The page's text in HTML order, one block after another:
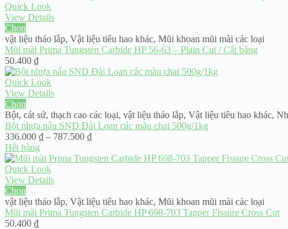
Quick Look
View Details
Chọn
vật liệu tháo lắp, Vật liệu tiêu hao khác, Mũi khoan mũi mài các loại
Mũi mài Prima Tungsten Carbide HP 56-63 – Plain Cut / Cắt bằng
50.400 ₫
Quick Look
View Details
Chọn
Bột, cát sứ, thạch cao các loại, vật liệu tháo lắp, Vật liệu tiêu hao khác,
Bột nhựa nấu SND Đài Loan các màu chai 500g/1kg
336.000 ₫ – 787.500 ₫Khoảng
từ
Hết hàng
Quick Look
View Details
Chọn
vật liệu tháo lắp, Vật liệu tiêu hao khác, Mũi khoan mũi mài các loại
Mũi mài Prima Tungsten Carbide HP 698-703 Tapper Fissure Cross Cut
50.400 ₫